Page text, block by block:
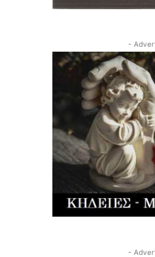
-
-